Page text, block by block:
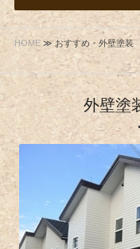
HOME≫ おすすめ・外壁塗
外壁